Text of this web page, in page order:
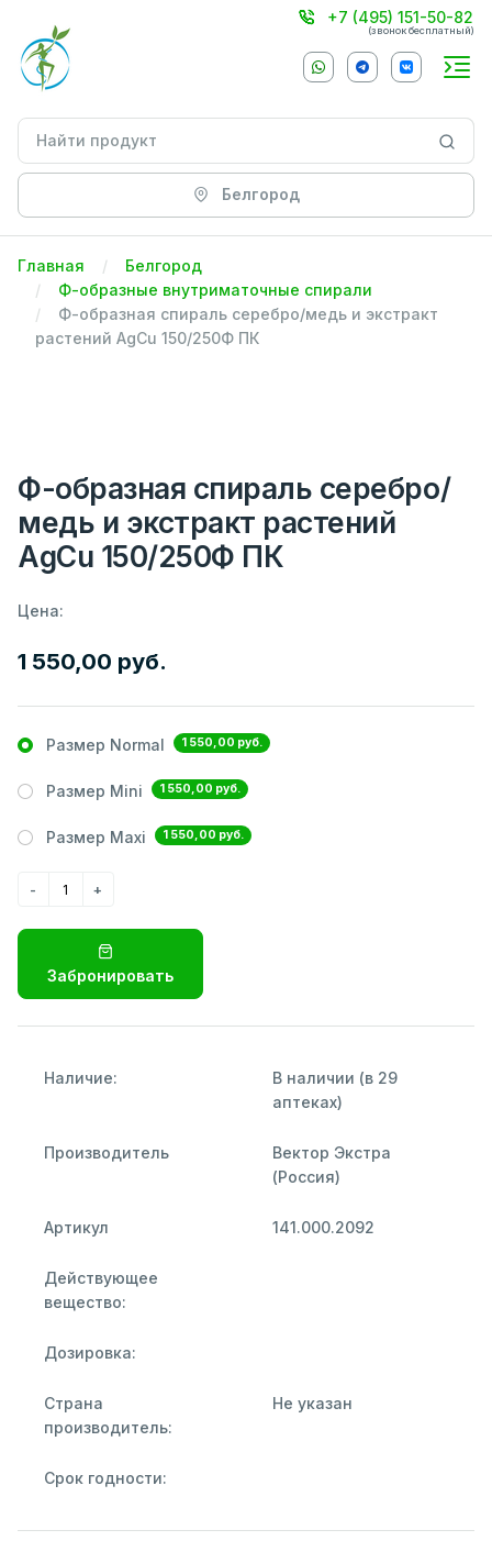
+7 (495) 151-50-82
(звонок бесплатный)
Белгород
Главная
Белгород
Ф-образные внутриматочные спирали
Ф-образная спираль серебро/медь и экстракт
растений AgCu 150/250Ф ПК
Ф-образная спираль серебро/
медь и экстракт растений
AgCu 150/250Ф ПК
Цена:
1 550,00 руб.
Размер Normal 1 550,00 руб.
Размер Mini 1 550,00 руб.
Размер Maxi 1 550,00 руб.
Забронировать
Наличие:
В наличии (в 29
аптеках)
Производитель
Вектор Экстра
(Россия)
Артикул 141.000.2092
Действующее
вещество:
Дозировка:
Страна
производитель:
Не указан
Срок годности: